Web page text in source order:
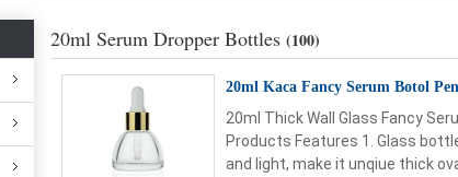
20ml Serum Dropper Bottles (100)
20ml Kaca Fancy Serum Botol
20ml Thick Wall Glass Fancy
Products Features 1. Glass
and light, make it unqiue thick